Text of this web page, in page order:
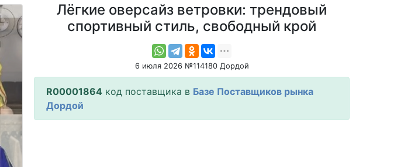
Лёгкие оверсайз ветровки: трендовый
спортивный стиль, свободный крой
6 июля 2026 №114180 Дордой
R00001864 код поставщика в Базе Поставщиков рынка
Дордой